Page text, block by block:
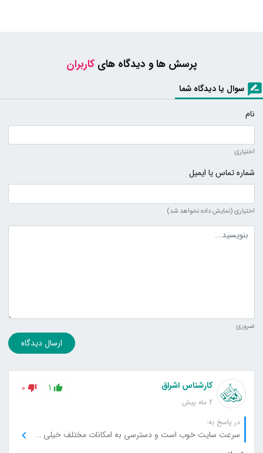
پرسش ها و دیدگاه هایکاربران
سوال یا دیدگاه شما
نام
اختیاری
شماره تماس یا ایمیل
اختیاری (نمایش داده نخواهد شد)
متن دیدگاه
ضروری
ارسال دیدگاه
کارشناس اشراق
2 ماه پیش
1
0
در پاسخ به:
سرعت سایت خوب است و دسترسی به امکانات مختلف خیلی سریع انجام می‌شود.